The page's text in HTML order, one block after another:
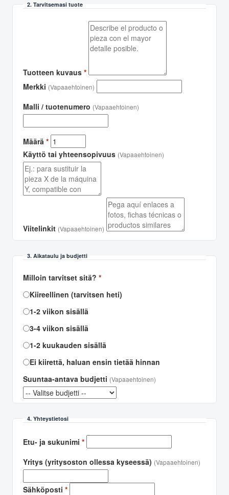
2. Tarvitsemasi tuote
Tuotteen kuvaus *
Merkki (Vapaaehtoinen)
Malli / tuotenumero (Vapaaehtoinen)
Määrä *
Käyttö tai yhteensopivuus (Vapaaehtoinen)
Viitelinkit (Vapaaehtoinen)
3. Aikataulu ja budjetti
Milloin tarvitset sitä? *
Kiireellinen (tarvitsen heti)
1-2 viikon sisällä
3-4 viikon sisällä
1-2 kuukauden sisällä
Ei kiirettä, haluan ensin tietää hinnan
Suuntaa-antava budjetti (Vapaaehtoinen)
4. Yhteystietosi
Etu- ja sukunimi *
Yritys (yritysoston ollessa kyseessä) (Vapaaehtoinen)
Sähköposti *